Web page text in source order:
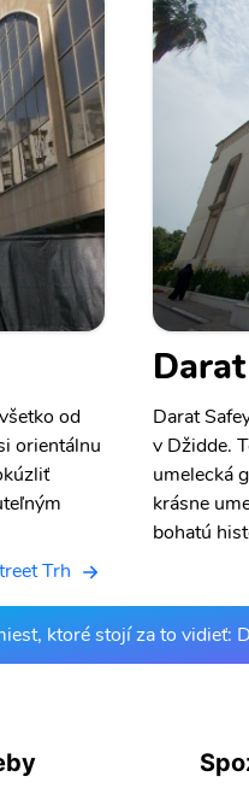
od
orientálnu
Trh
Darat
v Džidde.
umelecká
krásne
bohatú
ktoré stojí za to vidieť: